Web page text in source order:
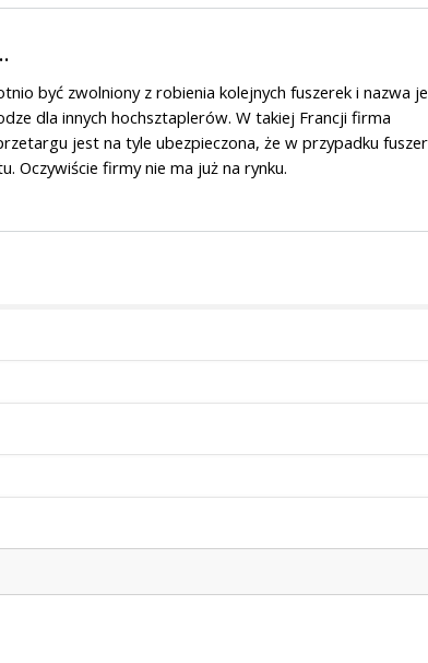
być zwolniony z robienia kolejnych fuszerek i nazwa
dla innych hochsztaplerów. W takiej Francji firma
jest na tyle ubezpieczona, że w przypadku
Oczywiście firmy nie ma już na rynku.